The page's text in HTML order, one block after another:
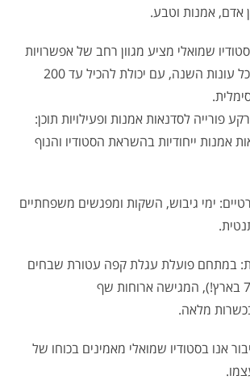
אמנות וטבע.
שמואלי מציע מגוון רחב של אפשרויות
אירוח המתאימות לכל עונות השנה, עם יכולת להכיל עד 200
לסדנאות אמנות ופעילויות תוכן:
אמנות ייחודיות בהשראת הסטודיו והנוף
ימי גיבוש, השקות ומפגשים משפחתיים
במתחם פועלת עגלת קפה עטורת שבחים
(מדורגת במקום ה-7 בארץ!), המגישה ארוחות שף
מלאה.
אנו בסטודיו שמואלי מאמינים בכוחו של